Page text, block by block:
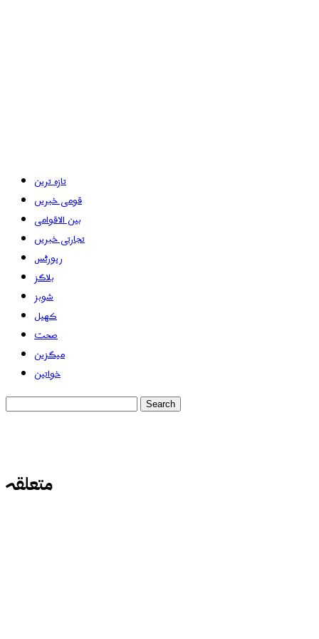
تازہ ترین
قومی خبریں
بین الاقوامی
تجارتی خبریں
رپورٹس
بلاگز
شوبز
کھیل
صحت
میگزین
خواتین
متعلقہ